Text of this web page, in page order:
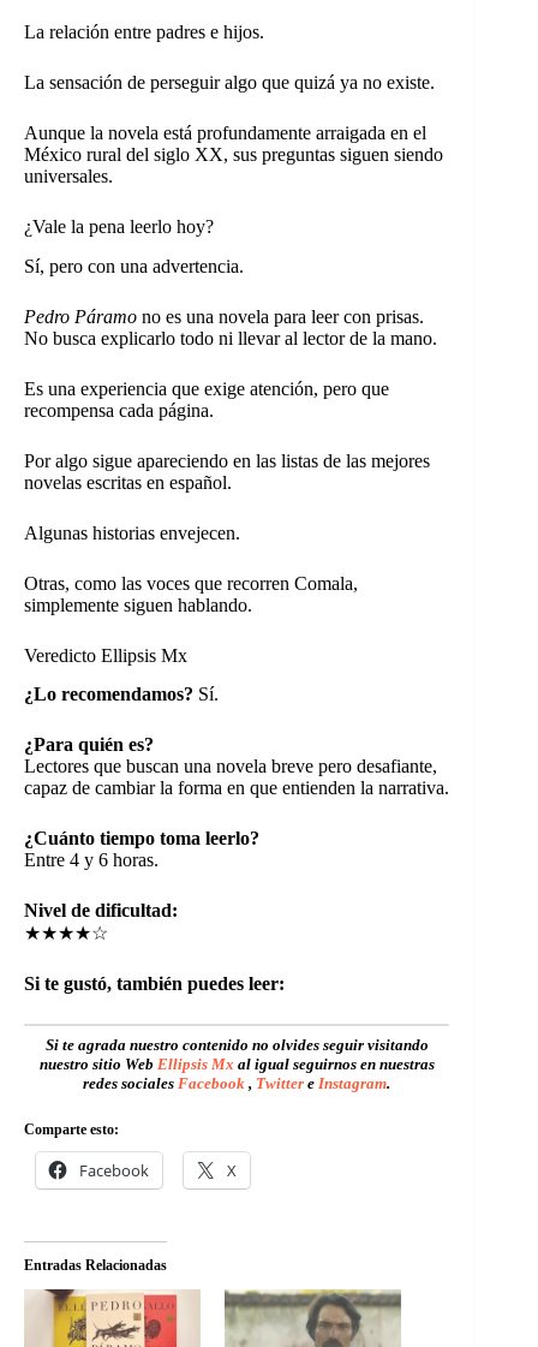
La relación entre padres e hijos.
La sensación de perseguir algo que quizá ya no existe.
Aunque la novela está profundamente arraigada en el
México rural del siglo XX, sus preguntas siguen siendo
universales.
¿Vale la pena leerlo hoy?
Sí, pero con una advertencia.
Pedro Páramo no es una novela para leer con prisas.
No busca explicarlo todo ni llevar al lector de la mano.
Es una experiencia que exige atención, pero que
recompensa cada página.
Por algo sigue apareciendo en las listas de las mejores
novelas escritas en español.
Algunas historias envejecen.
Otras, como las voces que recorren Comala,
simplemente siguen hablando.
Veredicto Ellipsis Mx
¿Lo recomendamos? Sí.
¿Para quién es?
Lectores que buscan una novela breve pero desafiante,
capaz de cambiar la forma en que entienden la narrativa.
¿Cuánto tiempo toma leerlo?
Entre 4 y 6 horas.
Nivel de dificultad:
★★★★☆
Si te gustó, también puedes leer:
Si te agrada nuestro contenido no olvides seguir visitando
nuestro sitio Web Ellipsis Mx al igual seguirnos en nuestras
redes socialesFacebook , Twitter eInstagram.
Comparte esto:
Facebook X
Entradas Relacionadas